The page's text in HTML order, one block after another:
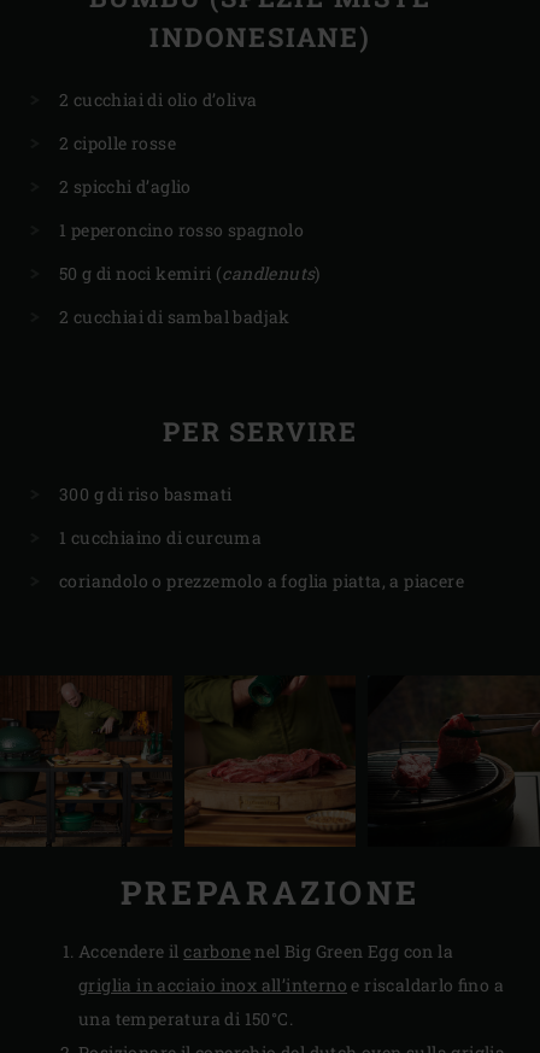
INDONESIANE)
2 cucchiai di olio d’oliva
2 cipolle rosse
2 spicchi d’aglio
1 peperoncino rosso spagnolo
50 g di noci kemiri (candlenuts)
2 cucchiai di sambal badjak
PER SERVIRE
300 g di riso basmati
1 cucchiaino di curcuma
coriandolo o prezzemolo a foglia piatta, a piacere
PREPARAZIONE
Accendere ilcarbonenel Big Green Egg con la
griglia in acciaio inox all’interno e riscaldarlo fino a
una temperatura di 150°C.